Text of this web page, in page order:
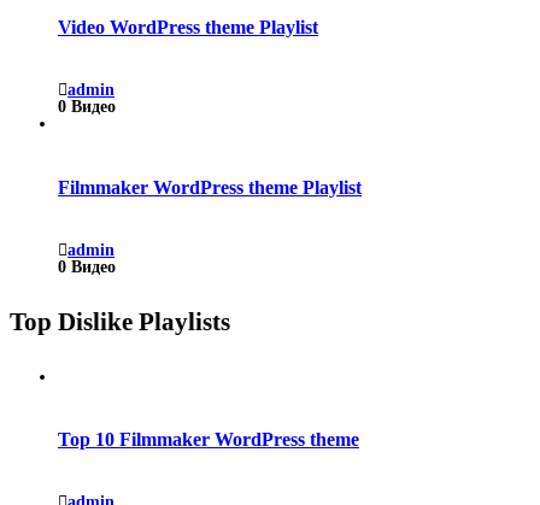
Video WordPress theme Playlist
admin
0 Видео
Filmmaker WordPress theme Playlist
admin
0 Видео
Top Dislike Playlists
Top 10 Filmmaker WordPress theme